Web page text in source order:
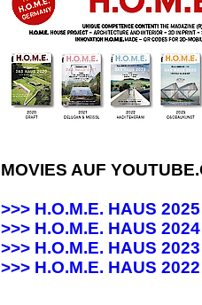
MOVIES AUF
>>> H.O.M.E. HAUS
>>> H.O.M.E. HAUS
>>> H.O.M.E. HAUS
>>> H.O.M.E. HAUS